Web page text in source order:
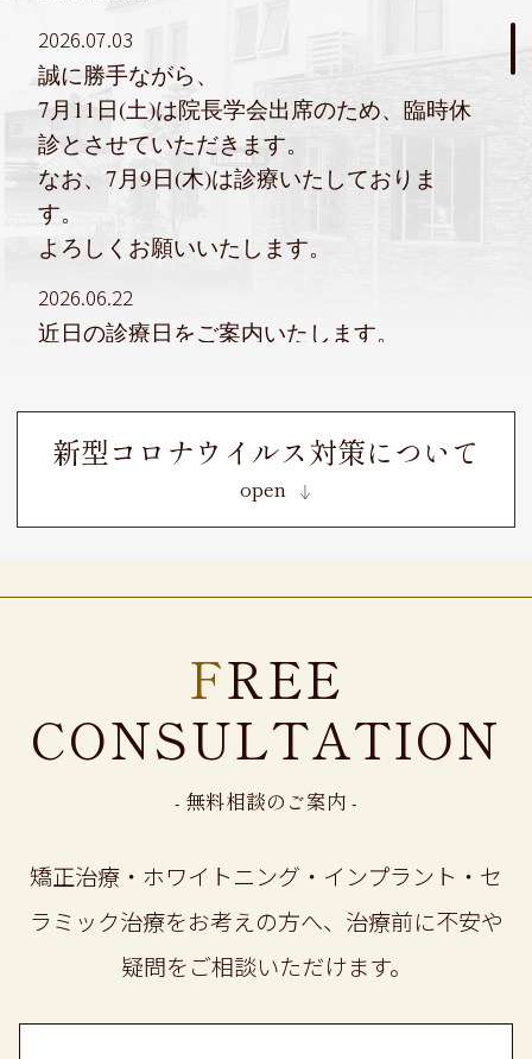
2026.07.03
誠に勝手ながら、
7月11日(土)は院長学会出席のため、臨時休
診とさせていただきます。
なお、7月9日(木)は診療いたしておりま
す。
よろしくお願いいたします。
2026.06.22
近日の診療日をご案内いたします。
となっております。
お電話は診療時間内におかけくださいま
2026.06.17
6月19日(金)、20日(土)は院長学会出席のた
新型コロナウイルス対策について
FREE
CONSULTATION
- 無料相談のご案内 -
矯正治療・ホワイトニング・インプラント・セ
ラミック治療をお考えの方へ、 治療前に不安や
疑問をご相談いただけます。